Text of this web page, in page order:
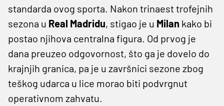
standarda ovog sporta. Nakon trinaest trofejnih
sezona u Real Madridu, stigao je u Milan kako bi
postao njihova centralna figura. Od prvog je
dana preuzeo odgovornost, što ga je dovelo do
krajnjih granica, pa je u završnici sezone zbog
teškog udarca u lice morao biti podvrgnut
operativnom zahvatu.